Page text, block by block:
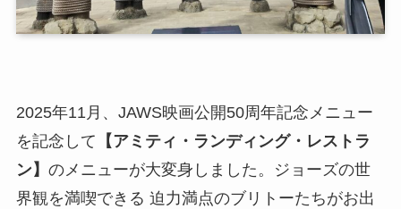
2025年11月、JAWS映画公開50周年記念メニュー
を記念して 【アミティ・ランディング・レストラ
ン】 のメニューが大変身しました。ジョーズの世
界観を満喫できる 迫力満点のブリトーたちがお出